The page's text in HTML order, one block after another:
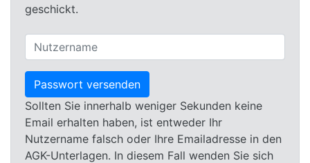
geschickt.
Sollten Sie innerhalb weniger Sekunden keine
Email erhalten haben, ist entweder Ihr
Nutzername falsch oder Ihre Emailadresse in den
AGK-Unterlagen. In diesem Fall wenden Sie sich